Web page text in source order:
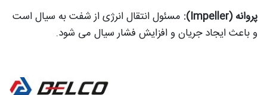
پروانه (Impeller):
مسئول انتقال انرژی از شفت به سیال است
و باعث ایجاد جریان و افزایش فشار سیال می شود.